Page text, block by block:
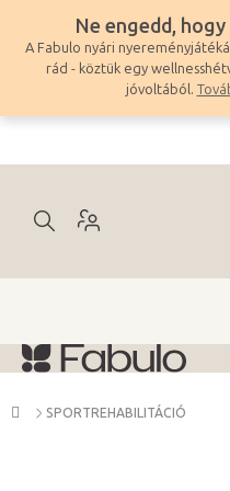
tartalomhoz
Ne engedd,
A Fabulo nyári
rád - köztük egy
jóvoltából.
Kezdőlap
SPORTREHABILITÁCIÓ